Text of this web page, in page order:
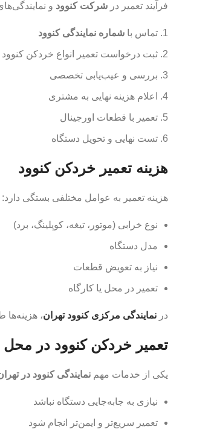
فرآیند تعمیر در شرکت کنوود و
تماس با شماره نمایندگی کنوود
ثبت درخواست تعمیر انواع خردکن کنوود
بررسی و عیب‌یابی تخصصی
اعلام هزینه نهایی به مشتری
تعمیر با قطعات اورجینال
تست نهایی و تحویل دستگاه
هزینه تعمیر خردکن کنوود
هزینه تعمیر به عوامل مختلفی بستگی دارد:
نوع خرابی (موتور، تیغه، کوپلینگ، برد)
مدل دستگاه
نیاز به تعویض قطعات
تعمیر در محل یا کارگاه
در نمایندگی مرکزی کنوود تهران،
تعمیر خردکن کنوود در محل
یکی از خدمات مهم نمایندگی کنوود در
نیازی به جابه‌جایی دستگاه نباشد
تعمیر سریع‌تر و ایمن‌تر انجام شود